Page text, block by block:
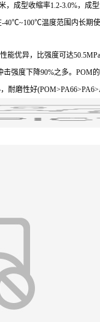
，成型收缩率1.2-3.0%，
温度范围内长期
能优异，比强度可达
强度下降90%之多。POM
耐磨性好